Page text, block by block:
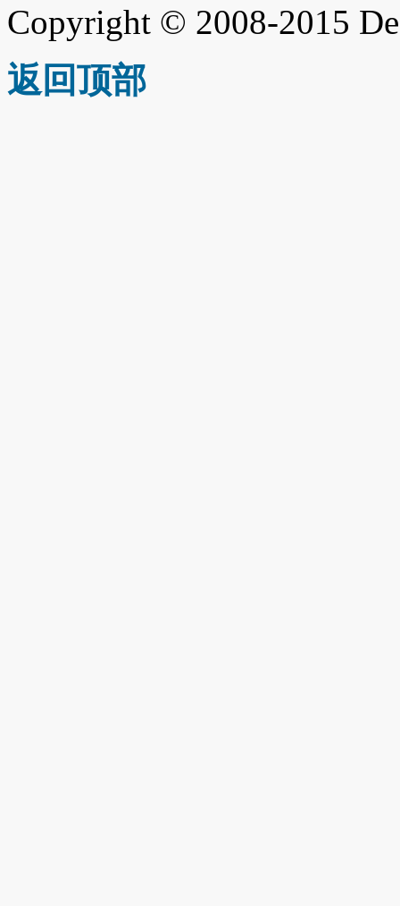
Copyright © 2008-2015
返回顶部